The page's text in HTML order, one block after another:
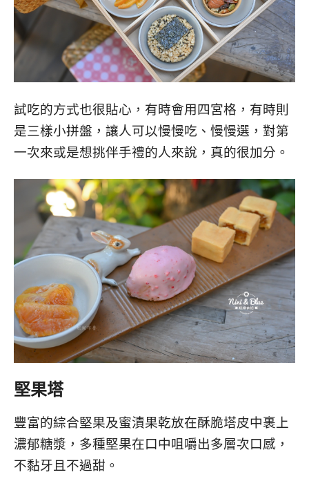
試吃的方式也很貼心，有時會用四宮格，有時則
是三樣小拼盤，讓人可以慢慢吃、慢慢選，對第
一次來或是想挑伴手禮的人來說，真的很加分。
堅果塔
豐富的綜合堅果及蜜漬果乾放在酥脆塔皮中裹上
濃郁糖漿，多種堅果在口中咀嚼出多層次口感，
不黏牙且不過甜。